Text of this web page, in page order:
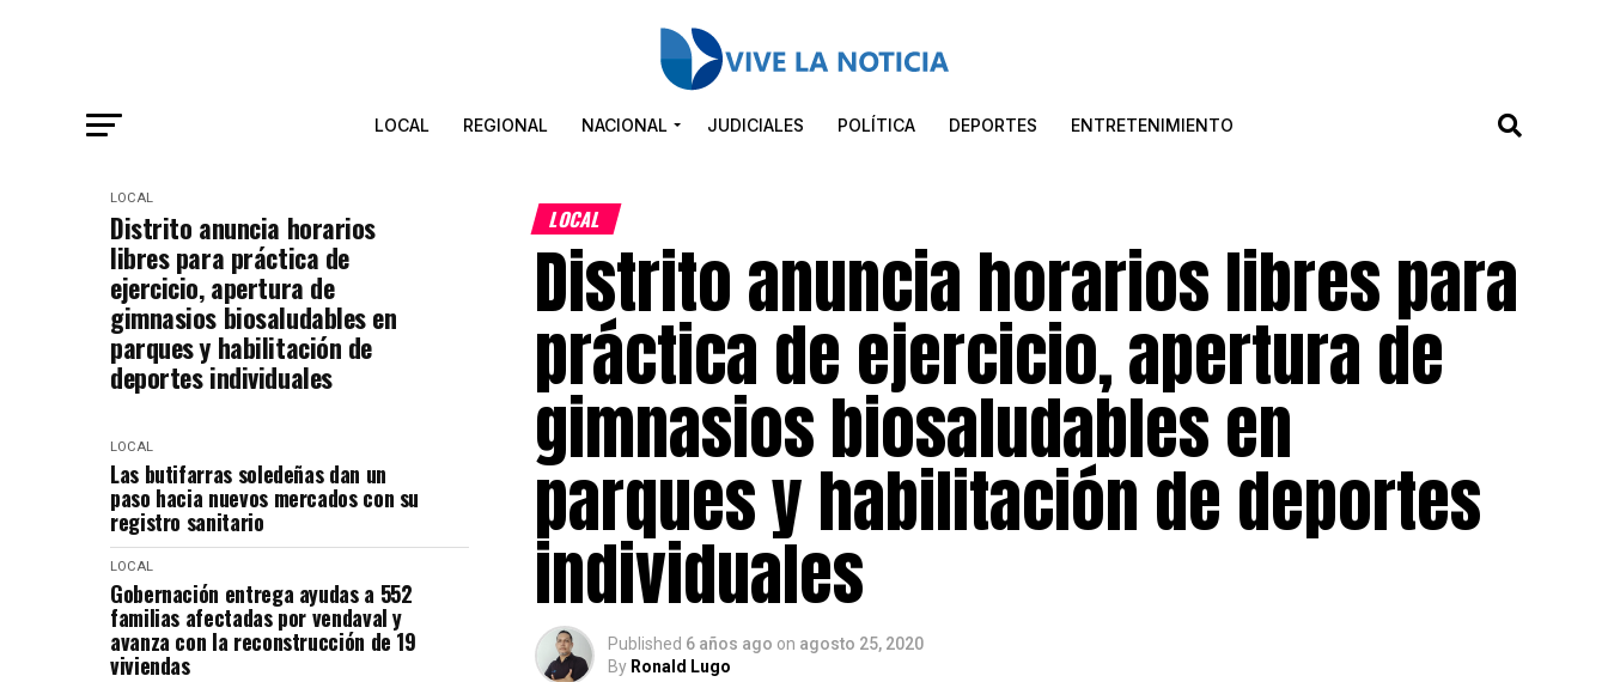
LOCAL REGIONAL NACIONAL JUDICIALES POLÍTICA DEPORTES ENTRETENIMIENTO
LOCAL
Distrito anuncia horarios
libres para práctica de
ejercicio, apertura de
gimnasios biosaludables en
parques y habilitación de
deportes individuales
LOCAL
Las butifarras soledeñas dan un
paso hacia nuevos mercados con su
registro sanitario
LOCAL
Gobernación entrega ayudas a 552
familias afectadas por vendaval y
avanza con la reconstrucción de 19
viviendas
LOCAL
Distrito anuncia horarios libres para
práctica de ejercicio, apertura de
gimnasios biosaludables en
parques y habilitación de deportes
individuales
Published 6 años ago on agosto 25, 2020
By Ronald Lugo